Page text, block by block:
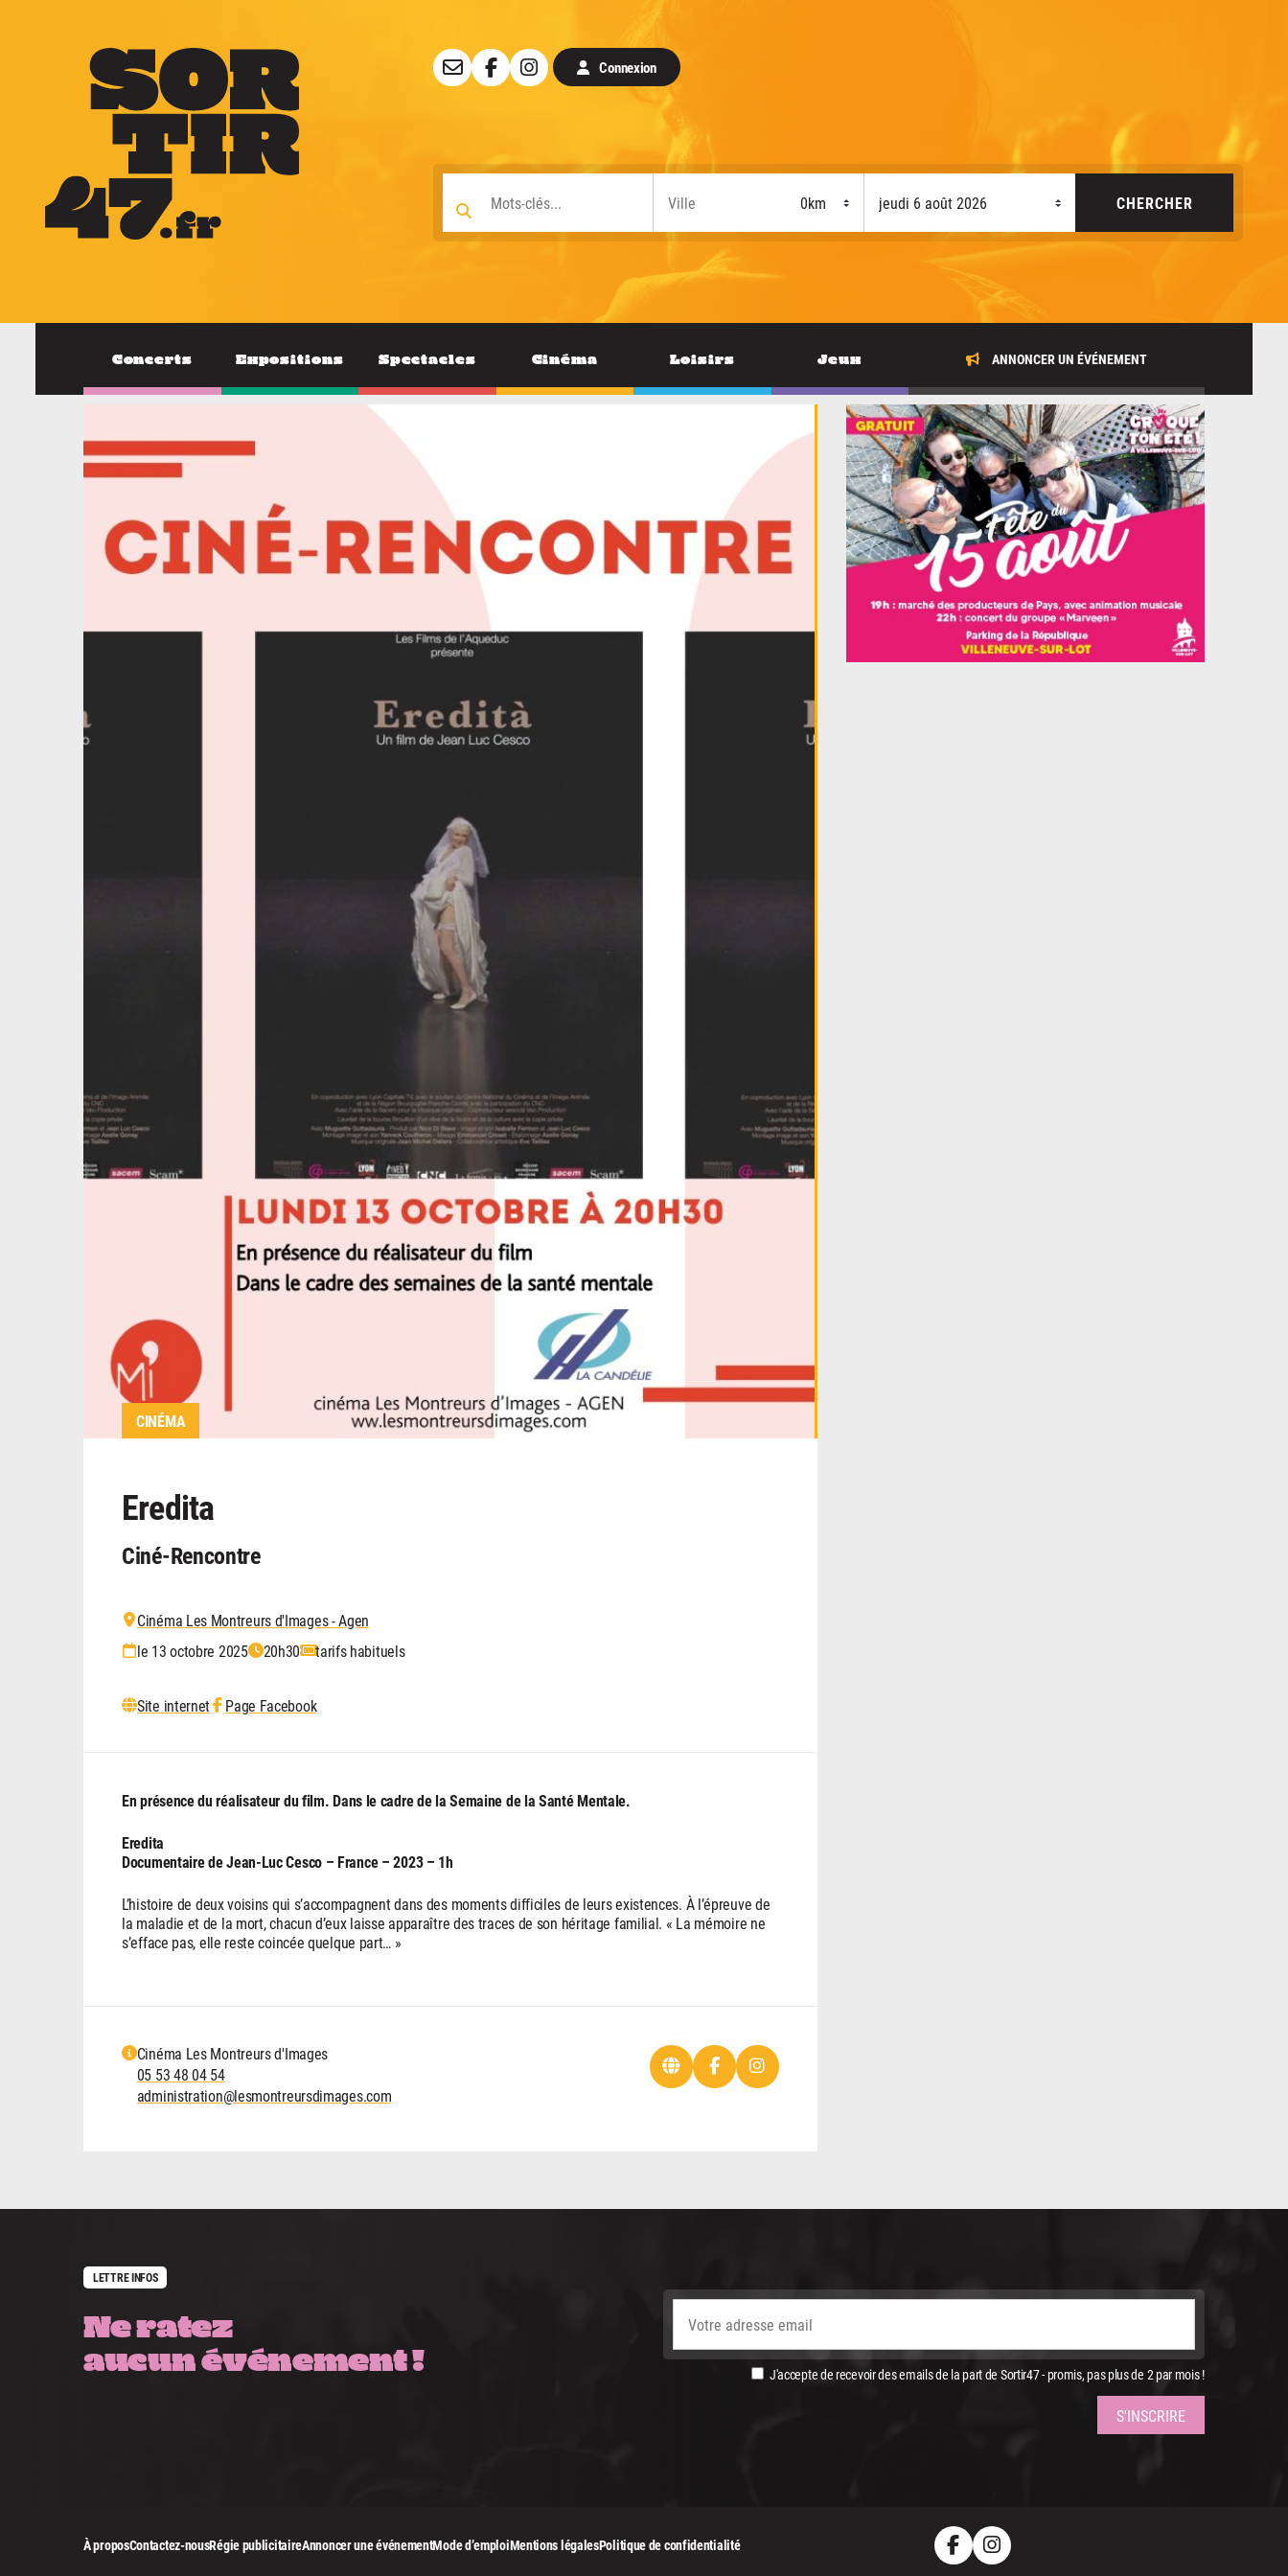
Connexion
Concerts Expositions Spectacles Cinéma Loisirs Jeux ANNONCER UN ÉVÉNEMENT
CINÉMA
Eredita
Ciné-Rencontre
Cinéma Les Montreurs d'Images - Agen
le 13 octobre 2025
20h30 tarifs habituels
Site internet Page Facebook
En présence du réalisateur du film. Dans le cadre de la Semaine de la Santé Mentale.
Eredita
Documentaire de Jean-Luc Cesco – France – 2023 – 1h
L’histoire de deux voisins qui s’accompagnent dans des moments difficiles de leurs existences. À l’épreuve de
la maladie et de la mort, chacun d’eux laisse apparaître des traces de son héritage familial. « La mémoire ne
s’efface pas, elle reste coincée quelque part… »
Cinéma Les Montreurs d'Images
05 53 48 04 54
administration@lesmontreursdimages.com
LETTRE INFOS
Ne ratez
aucun événement !
J'accepte de recevoir des emails de la part de Sortir47 - promis, pas plus de 2 par mois !
À proposContactez-nousRégie publicitaireAnnoncer une événementMode d’emploiMentions légalesPolitique de confidentialité